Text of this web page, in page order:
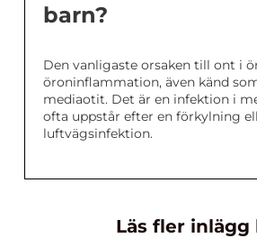
barn?
Den vanligaste orsaken till ont i
öroninflammation, även känd
mediaotit. Det är en infektion i
ofta uppstår efter en förkylning
luftvägsinfektion.
Läs fler inlägg